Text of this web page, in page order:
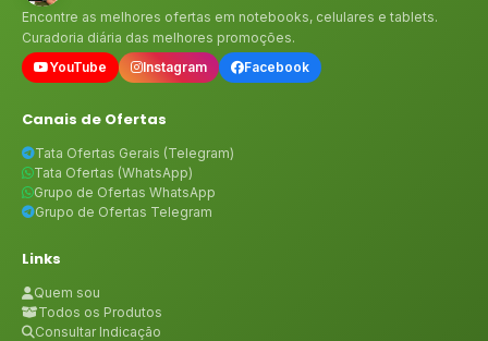
Encontre as melhores ofertas em notebooks, celulares e tablets.
Curadoria diária das melhores promoções.
YouTube
Instagram Facebook
Canais de Ofertas
Tata Ofertas Gerais (Telegram)
Tata Ofertas (WhatsApp)
Grupo de Ofertas WhatsApp
Grupo de Ofertas Telegram
Links
Quem sou
Todos os Produtos
Consultar Indicação